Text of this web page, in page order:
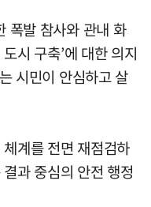
폭발 참사와 관내 화
시 구축’에 대한 의지
시민이 안심하고 살
계를 전면 재점검하
과 중심의 안전 행정